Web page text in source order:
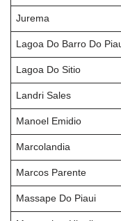
Jurema
Lagoa Do Barro Do
Lagoa Do Sitio
Landri Sales
Manoel Emidio
Marcolandia
Marcos Parente
Massape Do Piaui